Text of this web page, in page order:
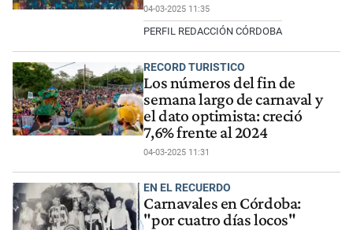
04-03-2025 11:35
PERFIL REDACCIÓN CÓRDOBA
RECORD TURISTICO
Los números del fin de
semana largo de carnaval y
el dato optimista: creció
7,6% frente al 2024
04-03-2025 11:31
EN EL RECUERDO
Carnavales en Córdoba:
"por cuatro días locos"